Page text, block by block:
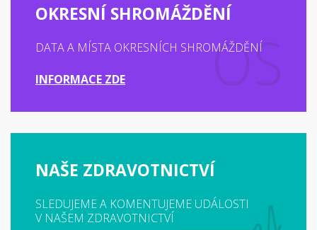
OKRESNÍ SHROMÁŽDĚNÍ
DATA A MÍSTA OKRESNÍCH SHROMÁŽDĚNÍ
INFORMACE ZDE
NAŠE ZDRAVOTNICTVÍ
SLEDUJEME A KOMENTUJEME UDÁLOSTI
V NAŠEM ZDRAVOTNICTVÍ